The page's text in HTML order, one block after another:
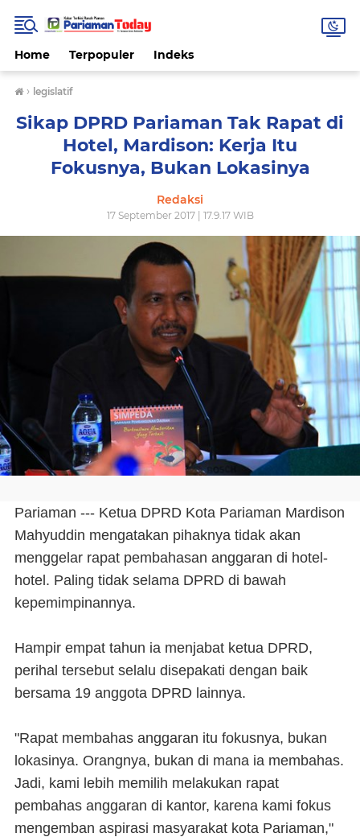
Home Terpopuler Indeks
› legislatif
Sikap DPRD Pariaman Tak Rapat di
Hotel, Mardison: Kerja Itu
Fokusnya, Bukan Lokasinya
Redaksi
17 September 2017 | 17.9.17 WIB
Pariaman --- Ketua DPRD Kota Pariaman Mardison
Mahyuddin mengatakan pihaknya tidak akan
menggelar rapat pembahasan anggaran di hotel-
hotel. Paling tidak selama DPRD di bawah
kepemimpinannya.
Hampir empat tahun ia menjabat ketua DPRD,
perihal tersebut selalu disepakati dengan baik
bersama 19 anggota DPRD lainnya.
"Rapat membahas anggaran itu fokusnya, bukan
lokasinya. Orangnya, bukan di mana ia membahas.
Jadi, kami lebih memilih melakukan rapat
pembahas anggaran di kantor, karena kami fokus
mengemban aspirasi masyarakat kota Pariaman,"